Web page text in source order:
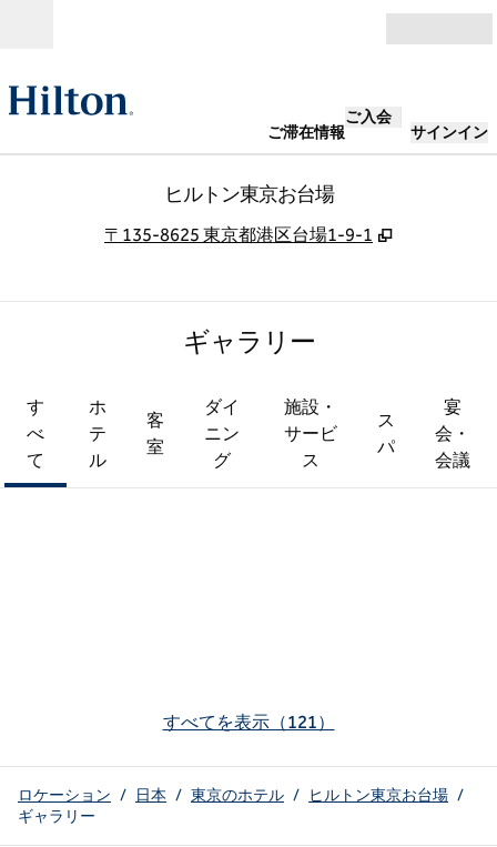
ご滞在情報
ご入会
サインイン
ヒルトン東京お台場
〒135-8625 東京都港区台場1-9-1 ,
ギャラリー
す
べ
て
ホ
テ
ル
客
室
ダイ
ニン
グ
施設・
サービ
ス
ス
パ
宴
会・
会議
すべてを表示（121）
ロケーション / 日本 / 東京のホテル / ヒルトン東京お台場 /
ギャラリー